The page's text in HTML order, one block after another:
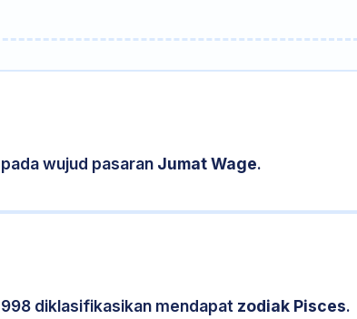
wujud pasaran Jumat Wage.
diklasifikasikan mendapat zodiak Pisces.